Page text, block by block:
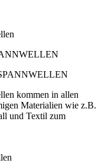
kommen in allen
Materialien wie z.B.
und Textil zum